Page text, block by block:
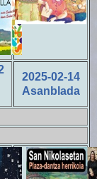
2025-02-14
Asanblada